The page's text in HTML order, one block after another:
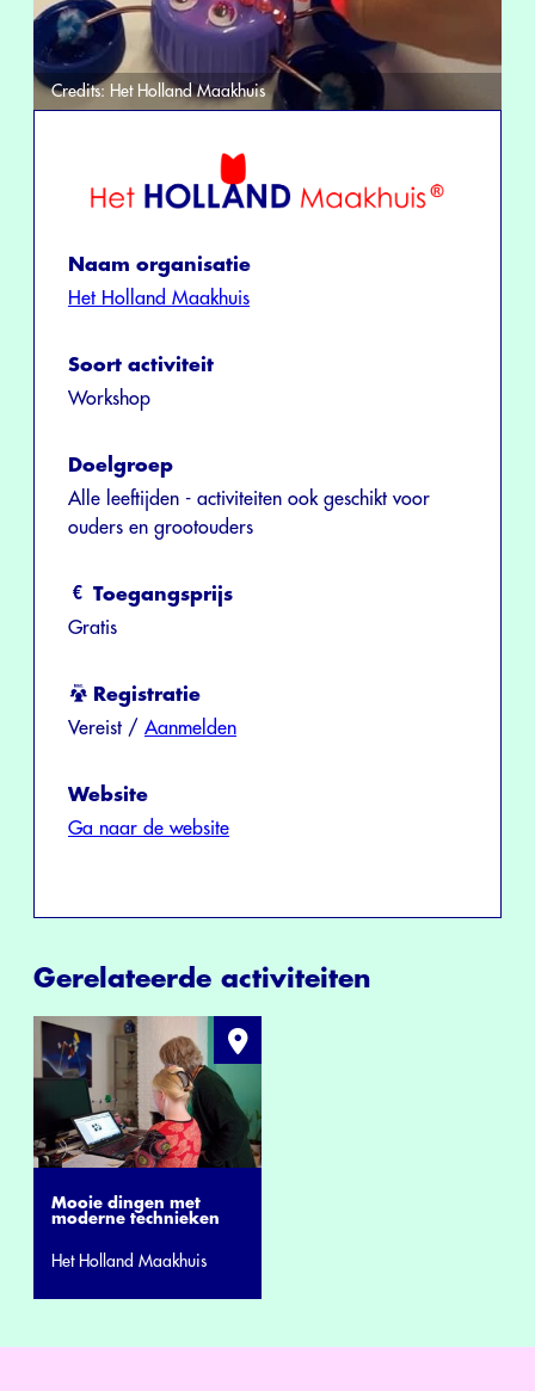
Credits: Het Holland Maakhuis
Naam organisatie
Het Holland Maakhuis
Soort activiteit
Workshop
Doelgroep
Alle leeftijden - activiteiten ook geschikt voor
ouders en grootouders
Toegangsprijs
Gratis
Registratie
Vereist / Aanmelden
Website
Ga naar de website
Gerelateerde activiteiten
Mooie dingen met
moderne technieken
Het Holland Maakhuis